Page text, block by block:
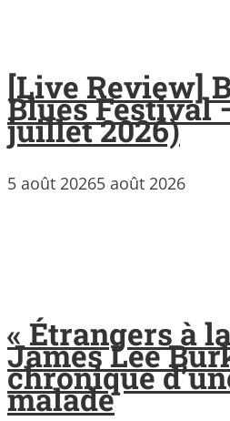
[Live Review]
Blues Festival
juillet 2026)
5 août 20265 août 2026
« Étrangers à
James Lee
chronique
malade